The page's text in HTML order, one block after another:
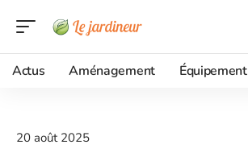
Actus Aménagement Équipement
20 août 2025